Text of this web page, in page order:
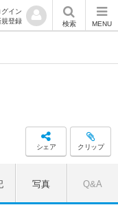
グイン
規登録
検索 MENU
シェア クリップ
写真 Q&A